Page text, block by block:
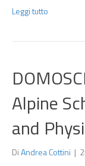
Leggi tutto
Alpine
and
DiAndrea Cottini |